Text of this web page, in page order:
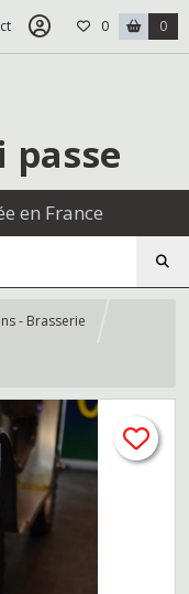
0 0
passe
en France
- Brasserie